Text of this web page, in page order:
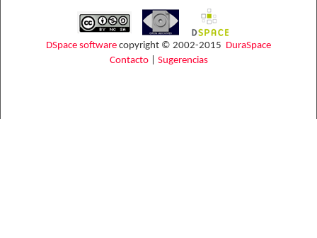
DSpace software copyright © 2002-2015 DuraSpace
Contacto| Sugerencias